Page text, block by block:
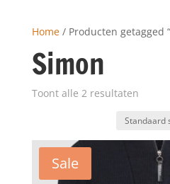
Home/ Producten getagged
Simon
Toont alle 2 resultaten
Sale